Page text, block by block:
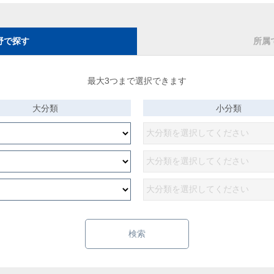
で探す 所属
最大3つまで選択できます
大分類 小分類
検索